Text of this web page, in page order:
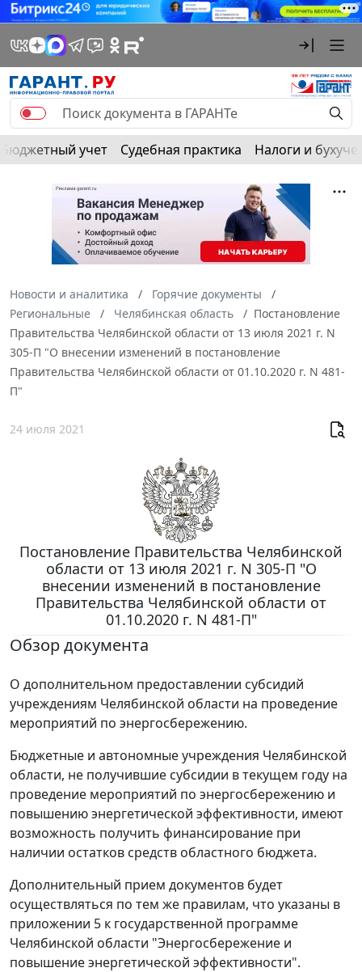
Бюджетный учет Судебная практика Налоги и
Новости и аналитика
Горячие документы
Региональные
Челябинская область
Постановление
Правительства Челябинской области от 13 июля 2021 г. N
305-П "О внесении изменений в постановление
Правительства Челябинской области от 01.10.2020 г. N 481-
П"
24 июля 2021
Постановление Правительства Челябинской
области от 13 июля 2021 г. N 305-П "О
внесении изменений в постановление
Правительства Челябинской области от
01.10.2020 г. N 481-П"
Обзор документа
О дополнительном предоставлении субсидий
учреждениям Челябинской области на проведение
мероприятий по энергосбережению.
Бюджетные и автономные учреждения Челябинской
области, не получившие субсидии в текущем году на
проведение мероприятий по энергосбережению и
повышению энергетической эффективности, имеют
возможность получить финансирование при
наличии остатков средств областного бюджета.
Дополнительный прием документов будет
осуществляться по тем же правилам, что указаны в
приложении 5 к государственной программе
Челябинской области "Энергосбережение и
повышение энергетической эффективности".